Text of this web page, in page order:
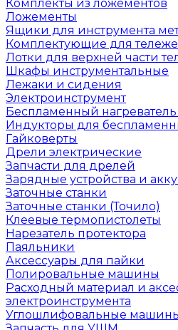
Комплекты из ложементов
Ложементы
Ящики для инструмента
Комплектующие для
Лотки для верхней части
Шкафы инструментальные
Лежаки и сидения
Электроинструмент
Беспламенный нагреватель
Индукторы для
Гайковерты
Дрели электрические
Запчасти для дрелей
Зарядные устройства и
Заточные станки
Заточные станки (Точило)
Клеевые термопистолеты
Нарезатель протектора
Паяльники
Аксессуары для пайки
Полировальные машины
Расходный материал и
электроинструмента
Углошлифовальные